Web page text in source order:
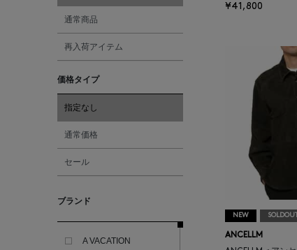
通常商品
再入荷アイテム
価格タイプ
指定なし
通常価格
セール
ブランド
A VACATION
¥41,800
NEW
ANCELLM